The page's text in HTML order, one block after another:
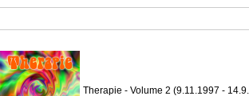
Therapie - Volume 2 (9.11.1997 -